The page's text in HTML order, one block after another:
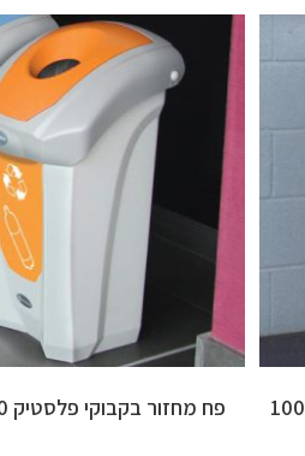
פח מחזור למגוון חומרים מתמחזרים 100
פח מחזור בקבוקי פלסטיק 30 ®Nexus